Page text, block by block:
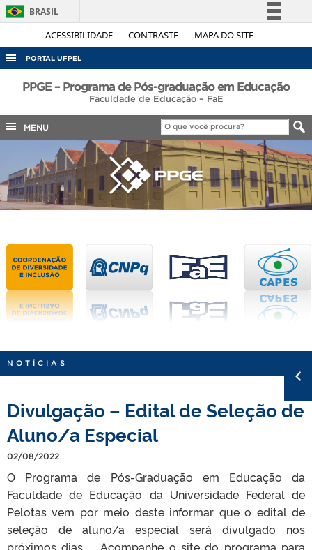
ACESSIBILIDADE CONTRASTE MAPA DO SITE
BRASIL
Simplifique!
Acesso à informação
Legislação
Canais
PORTAL UFPEL
ACESSO À INFORMAÇÃO
COBALTO
CONCURSOS
EDITAIS
INTERNACIONAL
TELEFONES
PPGE – Programa de Pós-graduação em Educação
Faculdade de Educação – FaE
MENU
NOTÍCIAS
Divulgação – Edital de Seleção de
Aluno/a Especial
02/08/2022
O Programa de Pós-Graduação em Educação da
Faculdade de Educação da Universidade Federal de
Pelotas vem por meio deste informar que o edital de
seleção de aluno/a especial será divulgado nos
próximos dias. Acompanhe o site do programa para